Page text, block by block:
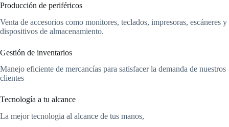
Producción de periféricos
Venta de accesorios como monitores, teclados, impresoras, escáneres y
dispositivos de almacenamiento.
Gestión de inventarios
Manejo eficiente de mercancías para satisfacer la demanda de nuestros
clientes
Tecnología a tu alcance
La mejor tecnologia al alcance de tus manos,